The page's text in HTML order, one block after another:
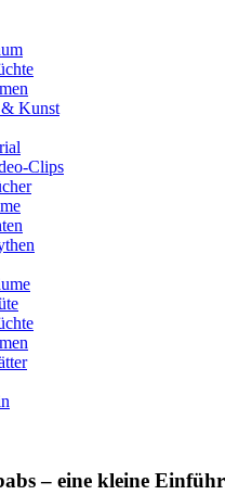
Kunst
Clips
– eine kleine